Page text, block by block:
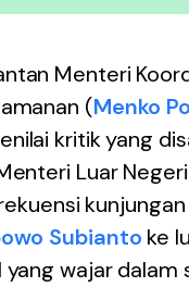
Menteri
(Menko
kritik yang
Luar Negeri
Subianto ke
yang wajar dalam